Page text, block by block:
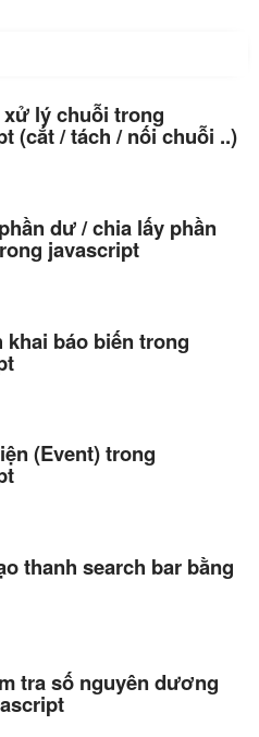
xử lý chuỗi trong
(cắt / tách / nối chuỗi ..)
dư / chia lấy phần
javascript
khai báo biến trong
(Event) trong
thanh search bar bằng
tra số nguyên dương